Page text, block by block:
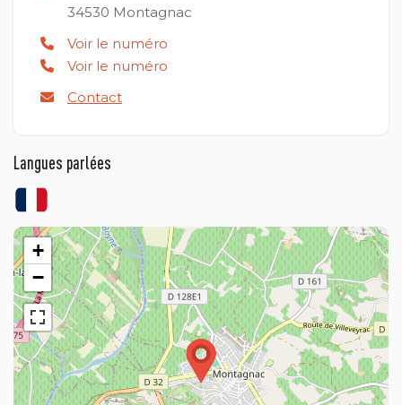
34530 Montagnac
Voir le numéro
Voir le numéro
Contact
Langues parlées
+
−